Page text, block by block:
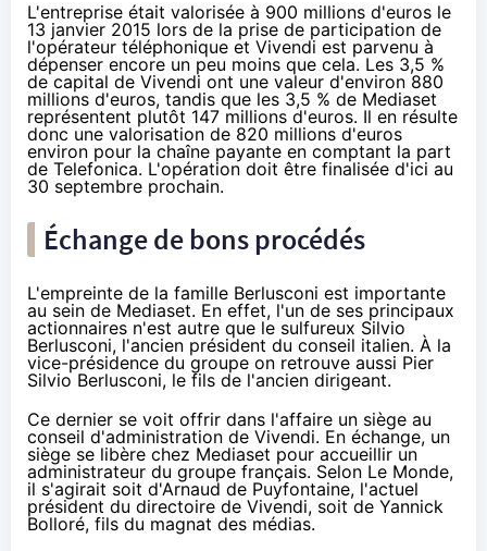
L'entreprise était valorisée à 900 millions d'euros le
13 janvier 2015 lors de la prise de participation de
l'opérateur téléphonique et Vivendi est parvenu à
dépenser encore un peu moins que cela. Les 3,5 %
de capital de Vivendi ont une valeur d'environ 880
millions d'euros, tandis que les 3,5 % de Mediaset
représentent plutôt 147 millions d'euros. Il en résulte
donc une valorisation de 820 millions d'euros
environ pour la chaîne payante en comptant la part
de Telefonica. L'opération doit être finalisée d'ici au
30 septembre prochain.
Échange de bons procédés
L'empreinte de la famille Berlusconi est importante
au sein de Mediaset. En effet, l'un de ses principaux
actionnaires n'est autre que le sulfureux Silvio
Berlusconi, l'ancien président du conseil italien. À la
vice-présidence du groupe on retrouve aussi Pier
Silvio Berlusconi, le fils de l'ancien dirigeant.
Ce dernier se voit offrir dans l'affaire un siège au
conseil d'administration de Vivendi. En échange, un
siège se libère chez Mediaset pour accueillir un
administrateur du groupe français. Selon Le Monde,
il s'agirait soit d'Arnaud de Puyfontaine, l'actuel
président du directoire de Vivendi, soit de Yannick
Bolloré, fils du magnat des médias.